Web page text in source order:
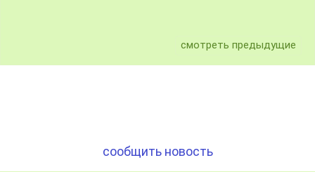
смотреть предыдущие
сообщить новость